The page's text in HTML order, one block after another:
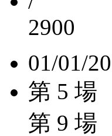
2900
01/01/
第 5 場
第 9 場